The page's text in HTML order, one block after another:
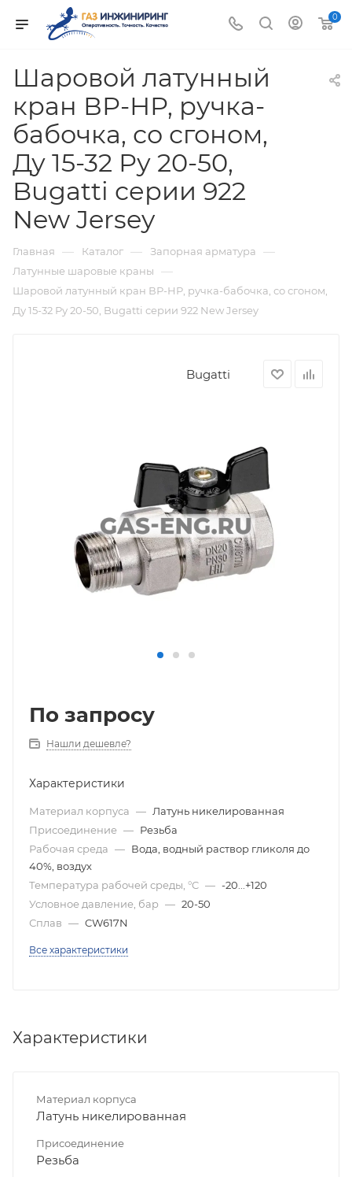
0
Шаровой латунный
кран ВР-НР, ручка-
бабочка, со сгоном,
Ду 15-32 Ру 20-50,
Bugatti серии 922
New Jersey
Главная — Каталог — Запорная арматура —
Латунные шаровые краны —
Шаровой латунный кран ВР-НР, ручка-бабочка, со сгоном,
Ду 15-32 Ру 20-50, Bugatti серии 922 New Jersey
Bugatti
По запросу
Нашли дешевле?
Характеристики
Материал корпуса — Латунь никелированная
Присоединение — Резьба
Рабочая среда — Вода, водный раствор гликоля до
40%, воздух
Температура рабочей среды, °C — -20...+120
Условное давление, бар — 20-50
Сплав — CW617N
Все характеристики
Характеристики
Материал корпуса
Латунь никелированная
Присоединение
Резьба